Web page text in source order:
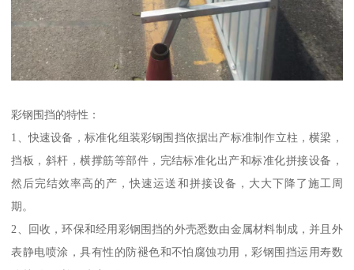
彩钢围挡的特性：
1、快速设备，标准化组装彩钢围挡依据出产标准制作立柱，横梁，
挡板，斜杆，横撑筋等部件，完结标准化出产和标准化拼接设备，
然后完结效率高的产，快速运送和拼接设备，大大下降了施工周
期。
2、回收，环保和经用彩钢围挡的外壳悉数由金属材料制成，并且外
表静电喷涂，具有性的防褪色和不怕腐蚀功用，彩钢围挡运用寿数